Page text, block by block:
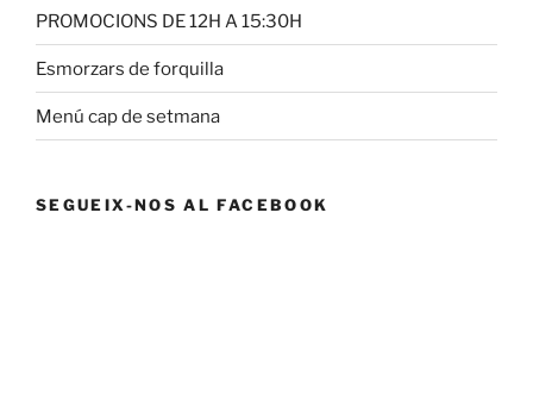
PROMOCIONS DE 12H A 15:30H
Esmorzars de forquilla
Menú cap de setmana
SEGUEIX-NOS AL FACEBOOK